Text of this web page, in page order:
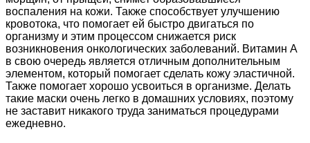
воспаления на кожи. Также способствует улучшению
кровотока, что помогает ей быстро двигаться по
организму и этим процессом снижается риск
возникновения онкологических заболеваний. Витамин А
в свою очередь является отличным дополнительным
элементом, который помогает сделать кожу эластичной.
Также помогает хорошо усвоиться в организме. Делать
такие маски очень легко в домашних условиях, поэтому
не заставит никакого труда заниматься процедурами
ежедневно.